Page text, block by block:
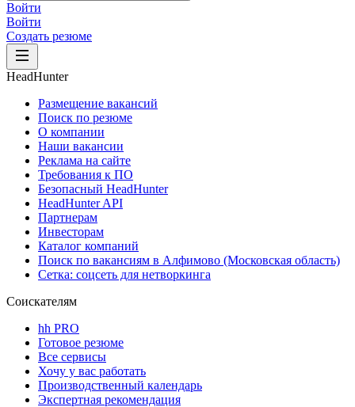
Войти
Войти
Создать резюме
HeadHunter
Размещение вакансий
Поиск по резюме
О компании
Наши вакансии
Реклама на сайте
Требования к ПО
Безопасный HeadHunter
HeadHunter API
Партнерам
Инвесторам
Каталог компаний
Поиск по вакансиям в Алфимово (Московская область)
Сетка: соцсеть для нетворкинга
Соискателям
hh PRO
Готовое резюме
Все сервисы
Хочу у вас работать
Производственный календарь
Экспертная рекомендация